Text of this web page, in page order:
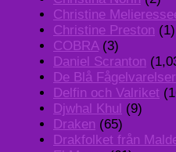
Christine
Christine Preston (1)
COBRA(3)
Daniel Scranton
De Blå
Delfin och Valriket
Djwhal Khul (9)
Draken (65)
Drakfolket från